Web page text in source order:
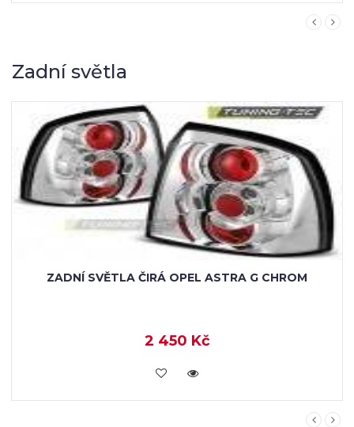
Zadní světla
ZADNÍ SVĚTLA ČIRÁ OPEL ASTRA G CHROM
2 450 Kč
KOUPIT